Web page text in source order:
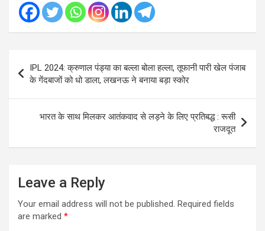
navigation
IPL 2024: क्रुणाल पंड्या का बल्ला बोला हल्ला, तूफानी पारी खेल पंजाब
के गेंदबाजों को धो डाला, लखनऊ ने बनाया बड़ा स्कोर
भारत के साथ मिलकर आतंकवाद से लड़ने के लिए प्रतिबद्ध : रूसी
राजदूत
Leave a Reply
Your email address will not be published. Required fields
are marked *